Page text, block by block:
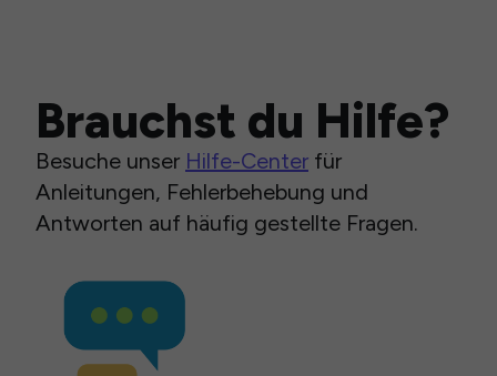
Brauchst du Hilfe?
Besuche unser Hilfe-Center für
Anleitungen, Fehlerbehebung und
Antworten auf häufig gestellte Fragen.